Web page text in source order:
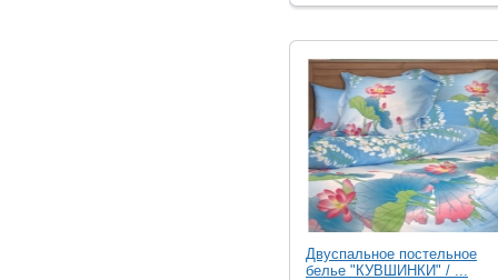
Двуспальное постельное
белье "КУВШИНКИ" / ...